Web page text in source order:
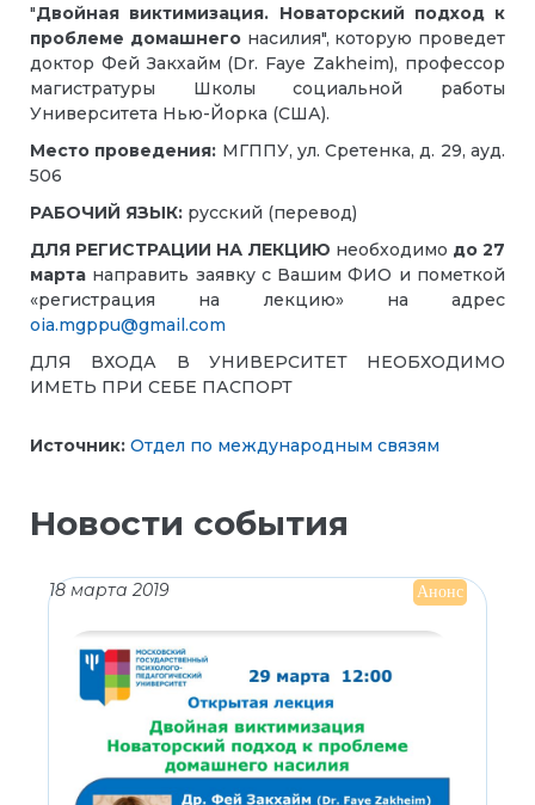
"Двойная виктимизация. Новаторский подход к
проблеме домашнегонасилия", которую проведет
доктор Фей Закхайм (Dr. Faye Zakheim), профессор
магистратуры Школы социальной работы
Университета Нью-Йорка (США).
Место проведения: МГППУ, ул. Сретенка, д. 29, ауд.
506
РАБОЧИЙ ЯЗЫК: русский (перевод)
ДЛЯ РЕГИСТРАЦИИ НА ЛЕКЦИЮ необходимо до 27
марта направить заявку с Вашим ФИО и пометкой
«регистрация на лекцию» на адрес
oia.mgppu@gmail.com
ДЛЯ ВХОДА В УНИВЕРСИТЕТ НЕОБХОДИМО
ИМЕТЬ ПРИ СЕБЕ ПАСПОРТ
Источник: Отдел по международным связям
Новости события
18 марта 2019 Анонс